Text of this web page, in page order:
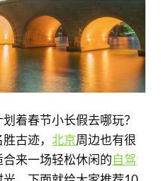
着春节小长假去哪玩？
胜古迹，北京周边也有很
来一场轻松休闲的自驾